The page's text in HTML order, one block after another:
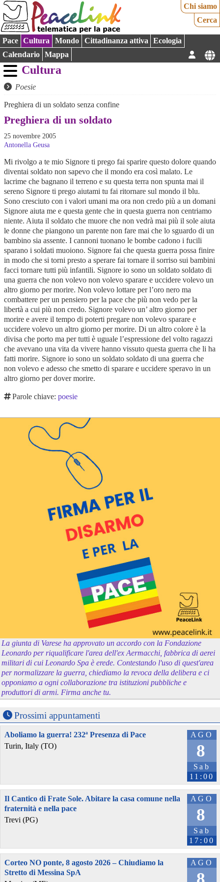
Chi siamo
Cerca
Pace Cultura Mondo Cittadinanza attiva
Ecologia
Calendario
Mappa
Cultura
Poesie
Preghiera di un soldato senza confine
Preghiera di un soldato
25 novembre 2005
Antonella Geusa
Mi rivolgo a te mio Signore ti prego fai sparire questo dolore quando
diventai soldato non sapevo che il mondo era così malato. Le
lacrime che bagnano il terreno e su questa terra non spunta mai il
sereno Signore ti prego aiutami tu fai ritornare sul mondo il blu.
Sono cresciuto con i valori umani ma ora non credo più a un domani
Signore aiuta me e questa gente che in questa guerra non centriamo
niente. Aiuta il soldato che muore che non vedrà mai più il sole aiuta
le donne che piangono un parente non fare mai che lo sguardo di un
bambino sia assente. I cannoni tuonano le bombe cadono i fucili
sparano i soldati muoiono. Signore fai che questa guerra possa finire
in modo che si torni presto a sperare fai tornare il sorriso sui bambini
facci tornare tutti più infantili. Signore io sono un soldato soldato di
una guerra che non volevo non volevo sparare e uccidere volevo un
altro giorno per morire. Non volevo lottare per l’oro nero ma
combattere per un pensiero per la pace che più non vedo per la
libertà a cui più non credo. Signore volevo un’ altro giorno per
morire e avere il tempo di poterti pregare non volevo sparare e
uccidere volevo un altro giorno per morire. Di un altro colore è la
divisa che porto ma per tutti è uguale l’espressione del volto ragazzi
che avevano una vita da vivere hanno vissuto questa guerra che li ha
fatti morire. Signore io sono un soldato soldato di una guerra che
non volevo e adesso che smetto di sparare e uccidere speravo in un
altro giorno per dover morire.
Parole chiave:poesie
La giunta di Varese ha approvato un accordo con la Fondazione
Leonardo per riqualificare l'area dell'ex Aermacchi, fabbrica di aerei
militari di cui Leonardo Spa è erede. Contestando l'uso di quest'area
per normalizzare la guerra, chiediamo la revoca della delibera e ci
opponiamo a ogni collaborazione tra istituzioni pubbliche e
produttori di armi. Firma anche tu.
Prossimi appuntamenti
AGO
8
Sab
11:00
Aboliamo la guerra! 232ª Presenza di Pace
Turin, Italy (TO)
AGO
8
Sab
17:00
Il Cantico di Frate Sole. Abitare la casa comune nella
fraternità e nella pace
Trevi (PG)
AGO
Corteo NO ponte, 8 agosto 2026 – Chiudiamo la
Stretto di Messina SpA